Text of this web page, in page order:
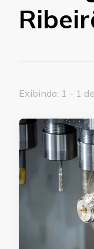
Exibindo: 1 - 1